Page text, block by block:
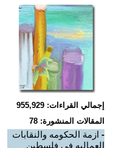
إجمالي القراءات: 955,929
المقالات المنشورة: 78
- ازمة الحكومه والنقابات
العماليه في فلسطين